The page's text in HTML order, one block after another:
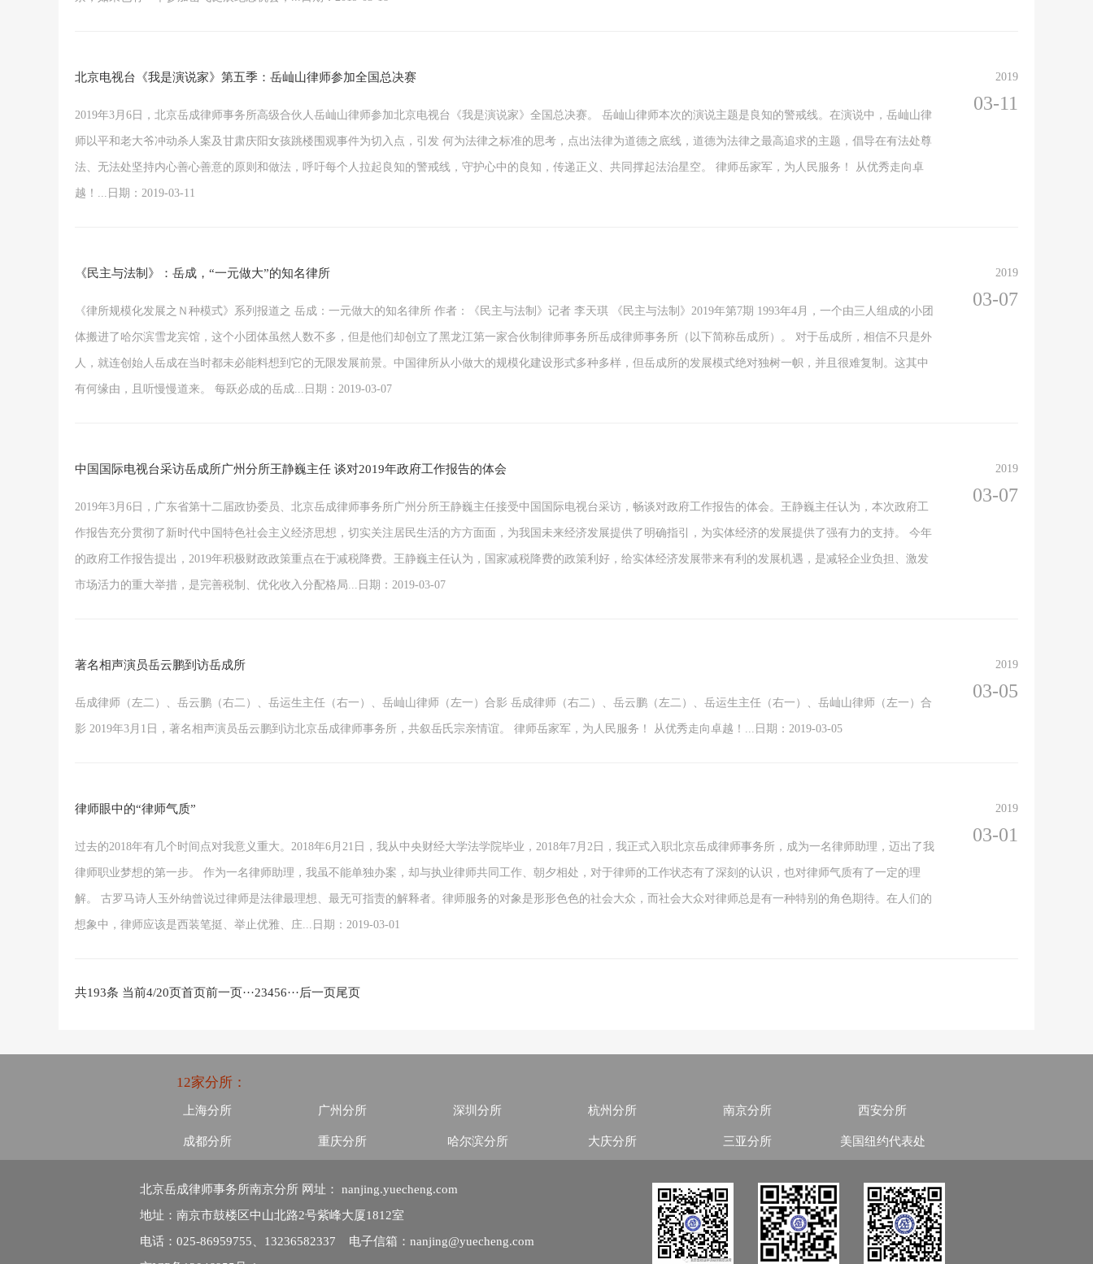
北京电视台《我是演说家》第五季：岳屾山律师参加全国总决赛
2019年3月6日，北京岳成律师事务所高级合伙人岳屾山律师参加北京电视台《我是演说家》全国总决赛。 岳屾山律师本次的演说主题是良知的警戒线。在演说中，岳屾山律
师以平和老大爷冲动杀人案及甘肃庆阳女孩跳楼围观事件为切入点，引发 何为法律之标准的思考，点出法律为道德之底线，道德为法律之最高追求的主题，倡导在有法处尊
法、无法处坚持内心善心善意的原则和做法，呼吁每个人拉起良知的警戒线，守护心中的良知，传递正义、共同撑起法治星空。 律师岳家军，为人民服务！ 从优秀走向卓
越！...日期：2019-03-11
2019
03-11
《民主与法制》：岳成，“一元做大”的知名律所
《律所规模化发展之Ｎ种模式》系列报道之 岳成：一元做大的知名律所 作者：《民主与法制》记者 李天琪 《民主与法制》2019年第7期 1993年4月，一个由三人组成的小团
体搬进了哈尔滨雪龙宾馆，这个小团体虽然人数不多，但是他们却创立了黑龙江第一家合伙制律师事务所岳成律师事务所（以下简称岳成所）。 对于岳成所，相信不只是外
人，就连创始人岳成在当时都未必能料想到它的无限发展前景。中国律所从小做大的规模化建设形式多种多样，但岳成所的发展模式绝对独树一帜，并且很难复制。这其中
有何缘由，且听慢慢道来。 每跃必成的岳成...日期：2019-03-07
2019
03-07
中国国际电视台采访岳成所广州分所王静巍主任 谈对2019年政府工作报告的体会
2019年3月6日，广东省第十二届政协委员、北京岳成律师事务所广州分所王静巍主任接受中国国际电视台采访，畅谈对政府工作报告的体会。王静巍主任认为，本次政府工
作报告充分贯彻了新时代中国特色社会主义经济思想，切实关注居民生活的方方面面，为我国未来经济发展提供了明确指引，为实体经济的发展提供了强有力的支持。 今年
的政府工作报告提出，2019年积极财政政策重点在于减税降费。王静巍主任认为，国家减税降费的政策利好，给实体经济发展带来有利的发展机遇，是减轻企业负担、激发
市场活力的重大举措，是完善税制、优化收入分配格局...日期：2019-03-07
2019
03-07
著名相声演员岳云鹏到访岳成所
岳成律师（左二）、岳云鹏（右二）、岳运生主任（右一）、岳屾山律师（左一）合影 岳成律师（右二）、岳云鹏（左二）、岳运生主任（右一）、岳屾山律师（左一）合
影 2019年3月1日，著名相声演员岳云鹏到访北京岳成律师事务所，共叙岳氏宗亲情谊。 律师岳家军，为人民服务！ 从优秀走向卓越！...日期：2019-03-05
2019
03-05
律师眼中的“律师气质”
过去的2018年有几个时间点对我意义重大。2018年6月21日，我从中央财经大学法学院毕业，2018年7月2日，我正式入职北京岳成律师事务所，成为一名律师助理，迈出了我
律师职业梦想的第一步。 作为一名律师助理，我虽不能单独办案，却与执业律师共同工作、朝夕相处，对于律师的工作状态有了深刻的认识，也对律师气质有了一定的理
解。 古罗马诗人玉外纳曾说过律师是法律最理想、最无可指责的解释者。律师服务的对象是形形色色的社会大众，而社会大众对律师总是有一种特别的角色期待。在人们的
想象中，律师应该是西装笔挺、举止优雅、庄...日期：2019-03-01
2019
03-01
共193条 当前4/20页首页前一页···23456···后一页尾页
12家分所：
上海分所 广州分所 深圳分所 杭州分所 南京分所 西安分所
成都分所 重庆分所 哈尔滨分所 大庆分所 三亚分所 美国纽约代表处
北京岳成律师事务所南京分所 网址： nanjing.yuecheng.com
地址：南京市鼓楼区中山北路2号紫峰大厦1812室
电话：025-86959755、13236582337 电子信箱：nanjing@yuecheng.com